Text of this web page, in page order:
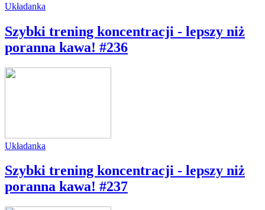
Układanka
Szybki trening koncentracji - lepszy niż
poranna kawa! #236
Układanka
Szybki trening koncentracji - lepszy niż
poranna kawa! #237